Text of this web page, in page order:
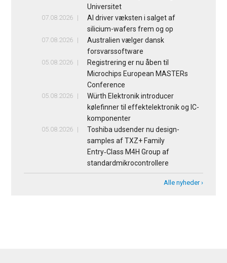
Universitet
07.08.2026
AI driver væksten i salget af
silicium-wafers frem og op
07.08.2026
Australien vælger dansk
forsvarssoftware
05.08.2026
Registrering er nu åben til
Microchips European MASTERs
Conference
05.08.2026
Würth Elektronik introducer
kølefinner til effektelektronik og IC-
komponenter
05.08.2026
Toshiba udsender nu design-
samples af TXZ+ Family
Entry‑Class M4H Group af
standardmikrocontrollere
Alle nyheder ›